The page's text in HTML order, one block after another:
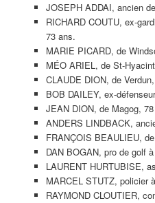
JOSEPH ADDAI, ancien
RICHARD COUTU, ex-
73 ans.
MARIE PICARD, de
MÉO ARIEL, de St-
CLAUDE DION, de
BOB DAILEY, ex-
JEAN DION, de Magog,
ANDERS LINDBACK,
FRANÇOIS BEAULIEU,
DAN BOGAN, pro de golf
LAURENT HURTUBISE,
MARCEL STUTZ, policier
RAYMOND CLOUTIER,